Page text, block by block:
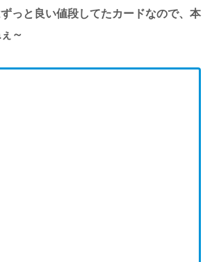
っと良い値段してたカードなので、本
～